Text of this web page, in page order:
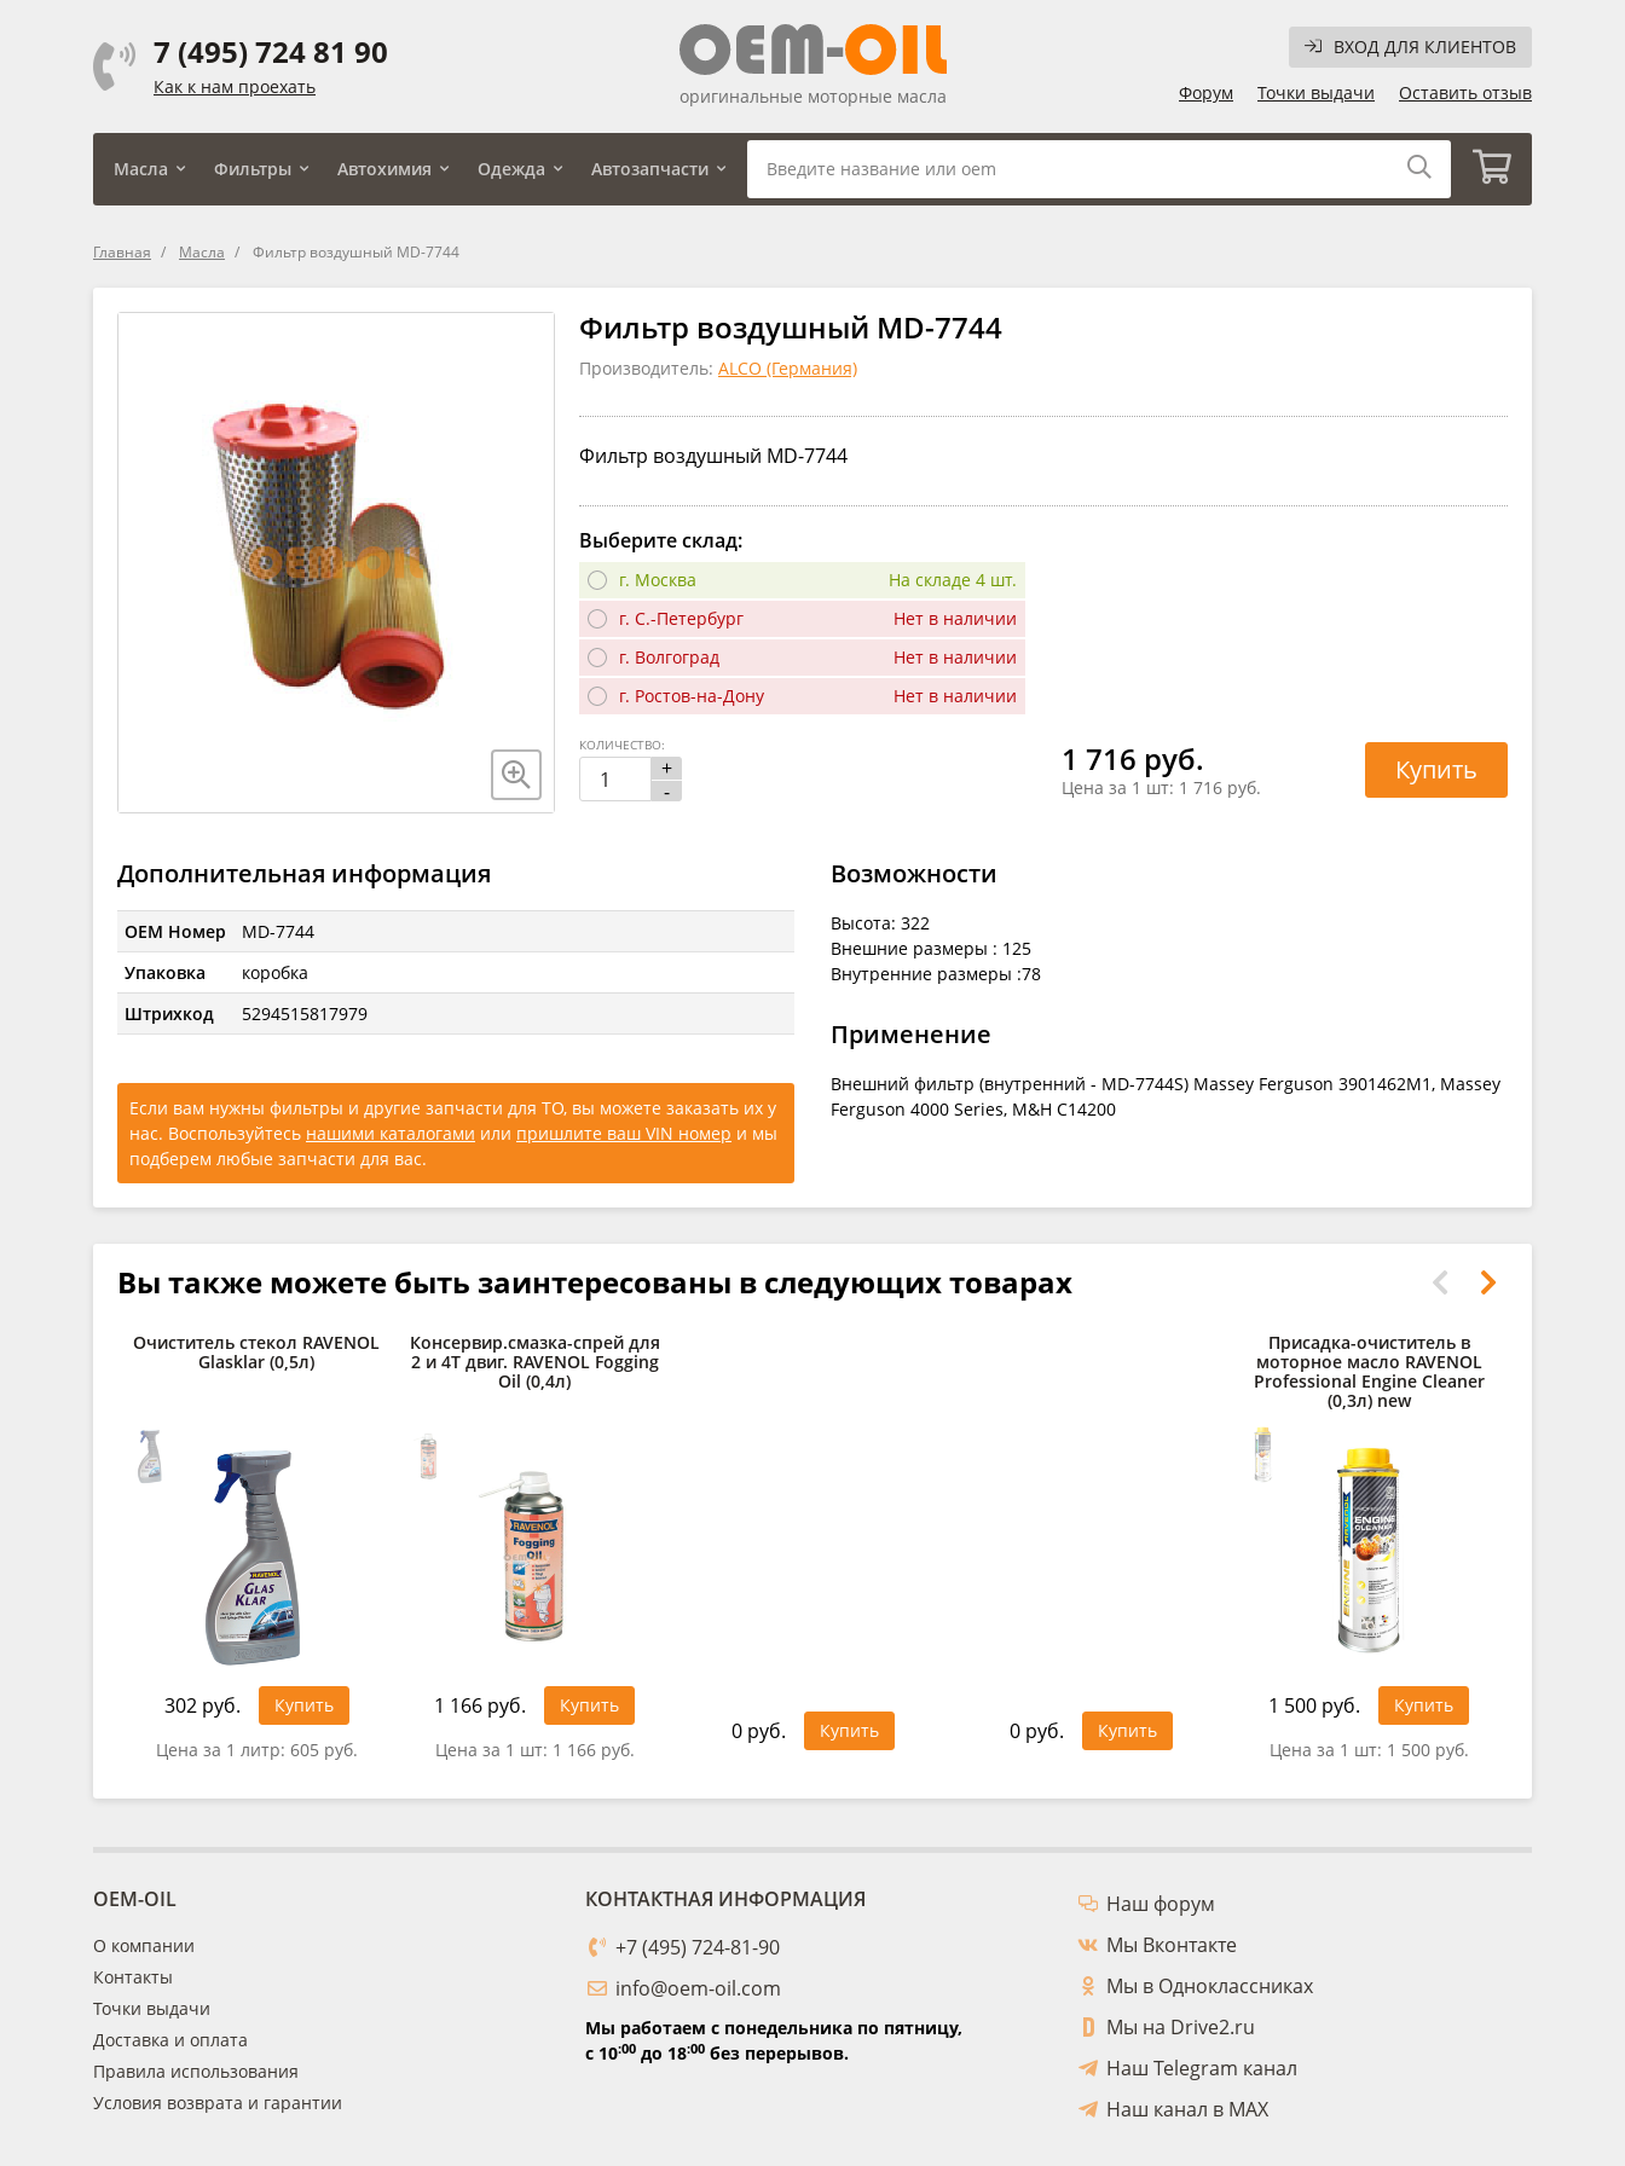
7 (495) 724 81 90
Как к нам проехать
ВХОД ДЛЯ КЛИЕНТОВ
Форум
Точки выдачи Оставить отзыв
оригинальные моторные масла
Масла Фильтры Автохимия Одежда Автозапчасти
Главная Масла Фильтр воздушный MD-7744
Фильтр воздушный MD-7744
Производитель: ALCO (Германия)
Фильтр воздушный MD-7744
Выберите склад:
г. Москва
На складе 4 шт.
г. С.-Петербург
Нет в наличии
г. Волгоград
Нет в наличии
г. Ростов-на-Дону
Нет в наличии
1 716 руб.
Цена за 1 шт: 1 716 руб.
+
-
КОЛИЧЕСТВО:
Купить
Дополнительная информация
OEM Номер
MD-7744
Упаковка
коробка
Штрихкод
5294515817979
Если вам нужны фильтры и другие запчасти для ТО, вы можете заказать их у
нас. Воспользуйтесь нашими каталогами или пришлите ваш VIN номер и мы
подберем любые запчасти для вас.
Возможности
Высота: 322
Внешние размеры : 125
Внутренние размеры :78
Применение
Внешний фильтр (внутренний - MD-7744S) Massey Ferguson 3901462M1, Massey
Ferguson 4000 Series, M&H C14200
Вы также можете быть заинтересованы в следующих товарах
Очиститель стекол RAVENOL
Glasklar (0,5л)
302 руб.
Купить
Цена за 1 литр: 605 руб.
Консервир.смазка-спрей для
2 и 4Т двиг. RAVENOL Fogging
Oil (0,4л)
1 166 руб.
Купить
Цена за 1 шт: 1 166 руб.
0 руб. Купить 0 руб. Купить
Присадка-очиститель в
моторное масло RAVENOL
Professional Engine Cleaner
(0,3л) new
1 500 руб.
Купить
Цена за 1 шт: 1 500 руб.
OEM-OIL
О компании
Контакты
Точки выдачи
Доставка и оплата
Правила использования
Условия возврата и гарантии
КОНТАКТНАЯ ИНФОРМАЦИЯ
+7 (495) 724-81-90
info@oem-oil.com
Мы работаем с понедельника по пятницу,
с 10:00до 18:00без перерывов.
Наш форум
Мы Вконтакте
Мы в Одноклассниках
Мы на Drive2.ru
Наш Telegram канал
Наш канал в MAX